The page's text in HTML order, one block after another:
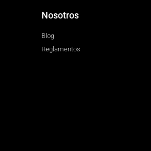
Nosotros
Blog
Reglamentos